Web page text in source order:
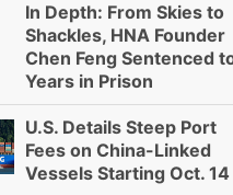
In Depth: From Skies to
Shackles, HNA Founder
Chen Feng Sentenced
Years in Prison
U.S. Details Steep Port
Fees on China-Linked
Vessels Starting Oct. 14